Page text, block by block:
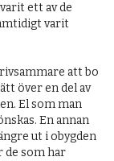
ett av de
varit
att bo
över en del av
El som man
En annan
ut i obygden
de som har